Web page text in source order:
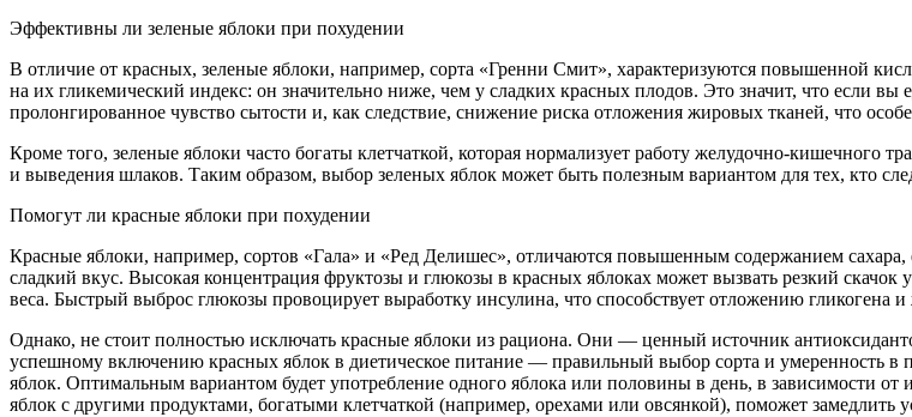
Эффективны ли зеленые яблоки при похудении
В отличие от красных, зеленые яблоки, например, сорта «Гренни Смит», характеризуются повышенной
на их гликемический индекс: он значительно ниже, чем у сладких красных плодов. Это значит, что если вы
пролонгированное чувство сытости и, как следствие, снижение риска отложения жировых тканей, что
Кроме того, зеленые яблоки часто богаты клетчаткой, которая нормализует работу желудочно-кишечного
и выведения шлаков. Таким образом, выбор зеленых яблок может быть полезным вариантом для тех, кто
Помогут ли красные яблоки при похудении
Красные яблоки, например, сортов «Гала» и «Ред Делишес», отличаются повышенным содержанием
сладкий вкус. Высокая концентрация фруктозы и глюкозы в красных яблоках может вызвать резкий
веса. Быстрый выброс глюкозы провоцирует выработку инсулина, что способствует отложению гликогена
Однако, не стоит полностью исключать красные яблоки из рациона. Они — ценный источник
успешному включению красных яблок в диетическое питание — правильный выбор сорта и умеренность в
яблок. Оптимальным вариантом будет употребление одного яблока или половины в день, в зависимости
яблок с другими продуктами, богатыми клетчаткой (например, орехами или овсянкой), поможет замедлить